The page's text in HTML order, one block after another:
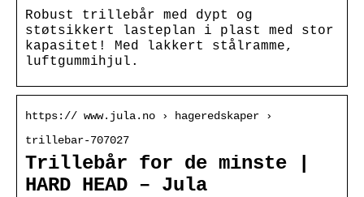
Robust trillebår med dypt og
støtsikkert lasteplan i plast med stor
kapasitet! Med lakkert stålramme,
luftgummihjul.
https:// www.jula.no › hageredskaper ›
trillebar-707027
Trillebår for de minste |
HARD HEAD – Jula